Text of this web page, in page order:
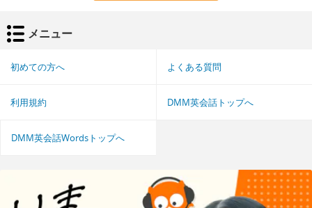
メニュー
初めての方へ よくある質問
利用規約 DMM英会話トップへ
DMM英会話Wordsトップへ